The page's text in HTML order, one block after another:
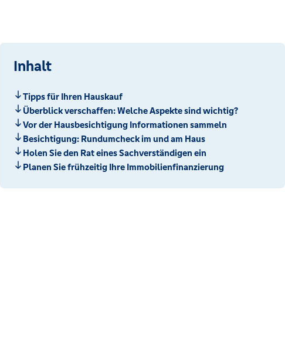
Inhalt
Tipps für Ihren Hauskauf
Überblick verschaffen: Welche Aspekte sind wichtig?
Vor der Hausbesichtigung Informationen sammeln
Besichtigung: Rundumcheck im und am Haus
Holen Sie den Rat eines Sachverständigen ein
Planen Sie frühzeitig Ihre Immobilienfinanzierung